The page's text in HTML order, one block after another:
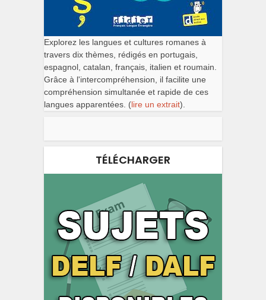
Explorez les langues et cultures romanes à
travers dix thèmes, rédigés en portugais,
espagnol, catalan, français, italien et roumain.
Grâce à l'intercompréhension, il facilite une
compréhension simultanée et rapide de ces
langues apparentées. (lire un extrait).
TÉLÉCHARGER